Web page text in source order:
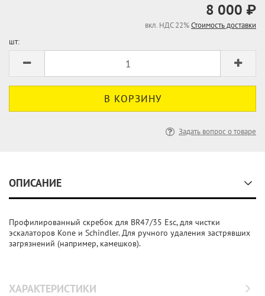
8 000 ₽
вкл. НДС 22%Стоимость доставки
шт:
Задать вопрос о товаре
ОПИСАНИЕ
Профилированный скребок для BR47/35 Esc, для чистки
эскалаторов Kone и Schindler. Для ручного удаления застрявших
загрязнений (например, камешков).
ХАРАКТЕРИСТИКИ